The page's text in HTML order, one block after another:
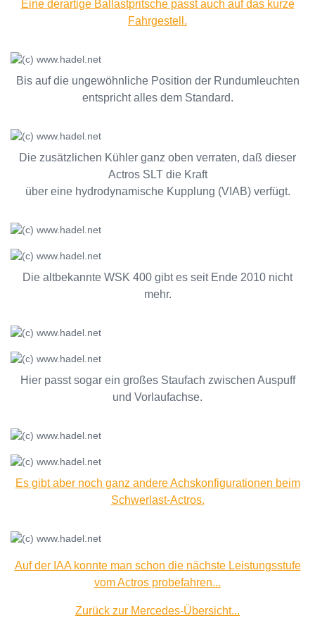
Eine derartige Ballastpritsche passt auch auf das kurze
Fahrgestell.
Bis auf die ungewöhnliche Position der Rundumleuchten
entspricht alles dem Standard.
Die zusätzlichen Kühler ganz oben verraten, daß dieser
Actros SLT die Kraft
über eine hydrodynamische Kupplung (VIAB) verfügt.
Die altbekannte WSK 400 gibt es seit Ende 2010 nicht
mehr.
Hier passt sogar ein großes Staufach zwischen Auspuff
und Vorlaufachse.
Es gibt aber noch ganz andere Achskonfigurationen beim
Schwerlast-Actros.
Auf der IAA konnte man schon die nächste Leistungsstufe
vom Actros probefahren...
Zurück zur Mercedes-Übersicht...